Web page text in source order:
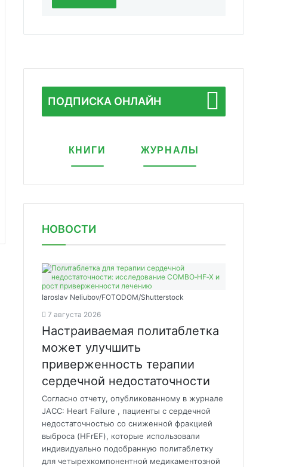
ПОДПИСКА ОНЛАЙН
КНИГИ ЖУРНАЛЫ
НОВОСТИ
Iaroslav Neliubov/FOTODOM/Shutterstoсk
7 августа 2026
Настраиваемая политаблетка
может улучшить
приверженность терапии
сердечной недостаточности
Согласно отчету, опубликованному в журнале
JACC: Heart Failure , пациенты с сердечной
недостаточностью со сниженной фракцией
выброса (HFrEF), которые использовали
индивидуально подобранную политаблетку
для четырехкомпонентной медикаментозной